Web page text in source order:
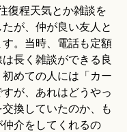
復程天気とか雑談を
が、仲が良い友人と
。当時、電話も定額
長く雑談ができる良
めての人には「カー
が、あれはどうやっ
換していたのか、も
介をしてくれるの